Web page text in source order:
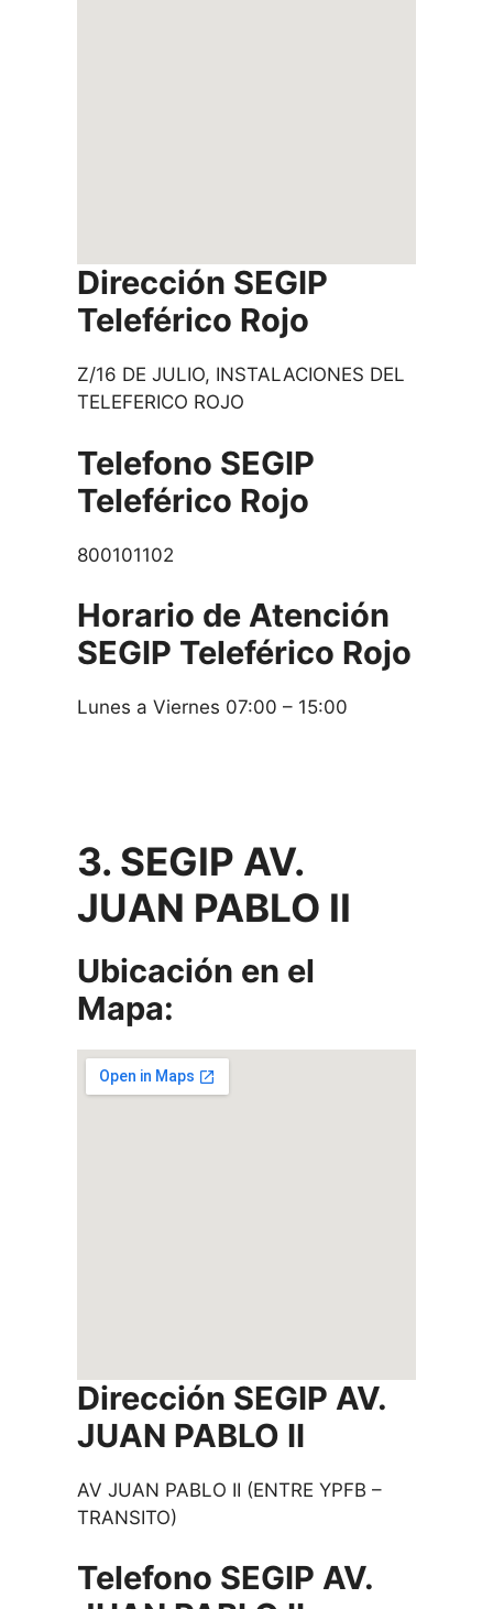
Dirección SEGIP
Teleférico Rojo
Z/16 DE JULIO, INSTALACIONES DEL
TELEFERICO ROJO
Telefono SEGIP
Teleférico Rojo
800101102
Horario de Atención
SEGIP Teleférico Rojo
Lunes a Viernes 07:00 – 15:00
3. SEGIP AV.
JUAN PABLO II
Ubicación en el
Mapa:
Dirección SEGIP AV.
JUAN PABLO II
AV JUAN PABLO II (ENTRE YPFB –
TRANSITO)
Telefono SEGIP AV.